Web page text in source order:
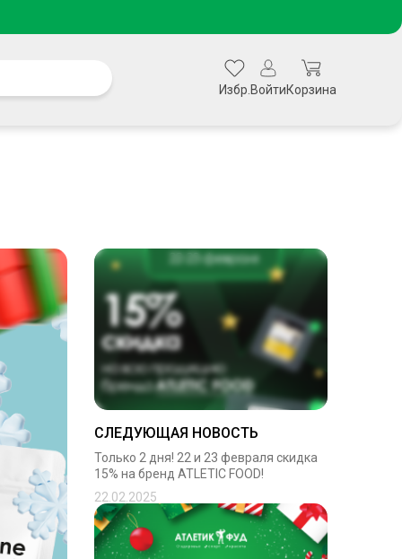
Избр. ВойтиКорзина
СЛЕДУЮЩАЯ НОВОСТЬ
Только 2 дня! 22 и 23 февраля скидка
15% на бренд ATLETIC FOOD!
22.02.2025